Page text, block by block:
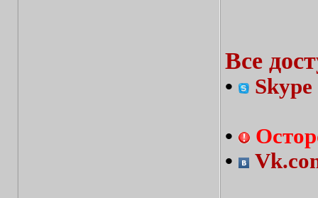
Все
•
•
•